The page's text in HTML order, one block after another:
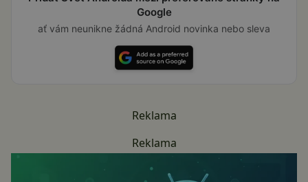
Google
ať vám neunikne žádná Android novinka nebo sleva
Reklama
Reklama